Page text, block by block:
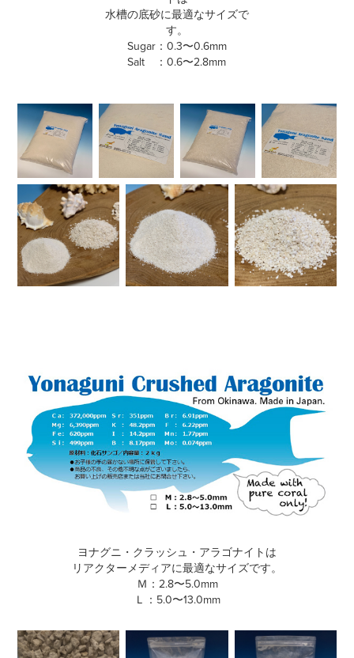
水槽の底砂に最適なサイズで
す。
Sugar：0.3〜0.6mm
Salt ：0.6〜2.8mm
ヨナグニ・クラッシュ・アラゴナイトは
リアクターメディアに最適なサイズです。
Ｍ：2.8〜5.0mm
Ｌ：5.0〜13.0mm